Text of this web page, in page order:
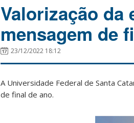
Valorização da
mensagem de
23/12/2022 18:12
A Universidade Federal de Santa
de final de ano.